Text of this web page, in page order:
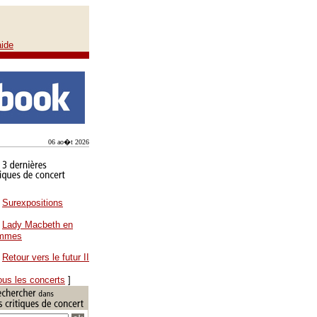
06 ao�t 2026
Surexpositions
Lady Macbeth en
Retour vers le futur II
les concerts ]